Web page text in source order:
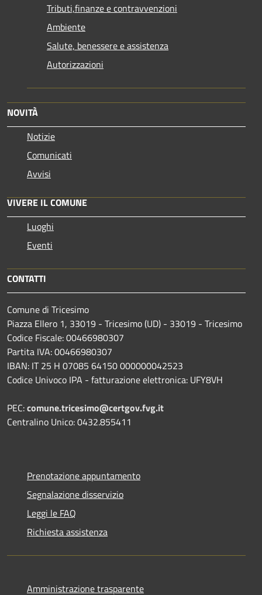
Tributi,finanze e contravvenzioni
Ambiente
Salute, benessere e assistenza
Autorizzazioni
NOVITÀ
Notizie
Comunicati
Avvisi
VIVERE IL COMUNE
Luoghi
Eventi
CONTATTI
Comune di Tricesimo
Piazza Ellero 1, 33019 - Tricesimo (UD) - 33019 - Tricesimo
Codice Fiscale: 00466980307
Partita IVA: 00466980307
IBAN: IT 25 H 07085 64150 000000042523
Codice Univoco IPA - fatturazione elettronica: UFY8VH
PEC:comune.tricesimo@certgov.fvg.it
Centralino Unico: 0432.855411
Prenotazione appuntamento
Segnalazione disservizio
Leggi le FAQ
Richiesta assistenza
Amministrazione trasparente